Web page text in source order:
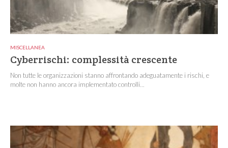
MISCELLANEA
Cyberrischi: complessità crescente
Non tutte le organizzazioni stanno affrontando adeguatamente i rischi, e
molte non hanno ancora implementato controlli...